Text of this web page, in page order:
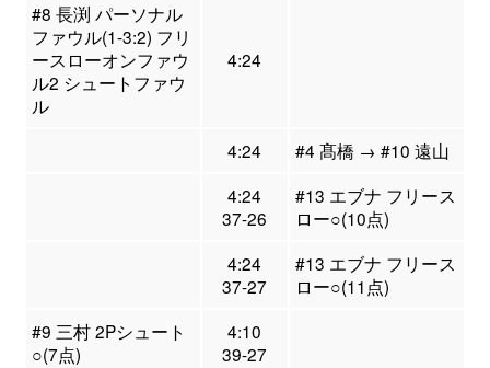
#8 長渕 パーソナル
ファウル(1-3:2) フリ
ースローオンファウ
ル2 シュートファウ
ル
4:24
4:24
#4 髙橋 → #10 遠山
4:24
37-26
#13 エブナ フリース
ロー○(10点)
4:24
37-27
#13 エブナ フリース
ロー○(11点)
#9 三村 2Pシュート
○(7点)
4:10
39-27